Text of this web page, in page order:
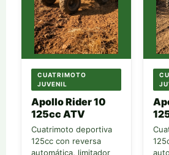
CUATRIMOTO
JUVENIL
Apollo Rider 10
125cc ATV
Cuatrimoto deportiva
125cc con reversa
automática, limitador